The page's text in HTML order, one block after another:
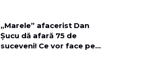
„Marele” afacerist Dan
Șucu dă afară 75 de
suceveni! Ce vor face pe